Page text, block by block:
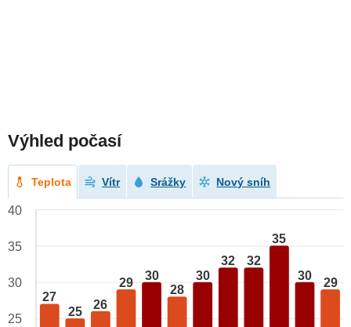
Výhled počasí
Teplota Vítr Srážky Nový sníh
27
25
26
29
30
28
30
32 32
35
30
29
40
35
30
25